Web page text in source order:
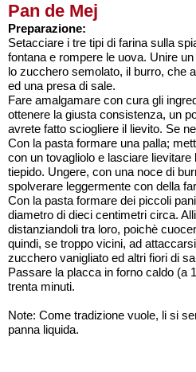
Pan de Mej
Preparazione:
Setacciare i tre tipi di farina sulla
fontana e rompere le uova. Unire
lo zucchero semolato, il burro, che
ed una presa di sale.
Fare amalgamare con cura gli
ottenere la giusta consistenza, un
avrete fatto sciogliere il lievito. Se
Con la pasta formare una palla;
con un tovagliolo e lasciare
tiepido. Ungere, con una noce di
spolverare leggermente con della
Con la pasta formare dei piccoli
diametro di dieci centimetri circa.
distanziandoli tra loro, poichè
quindi, se troppo vicini, ad
zucchero vanigliato ed altri fiori di
Passare la placca in forno caldo (a
trenta minuti.
Note: Come tradizione vuole, li si
panna liquida.